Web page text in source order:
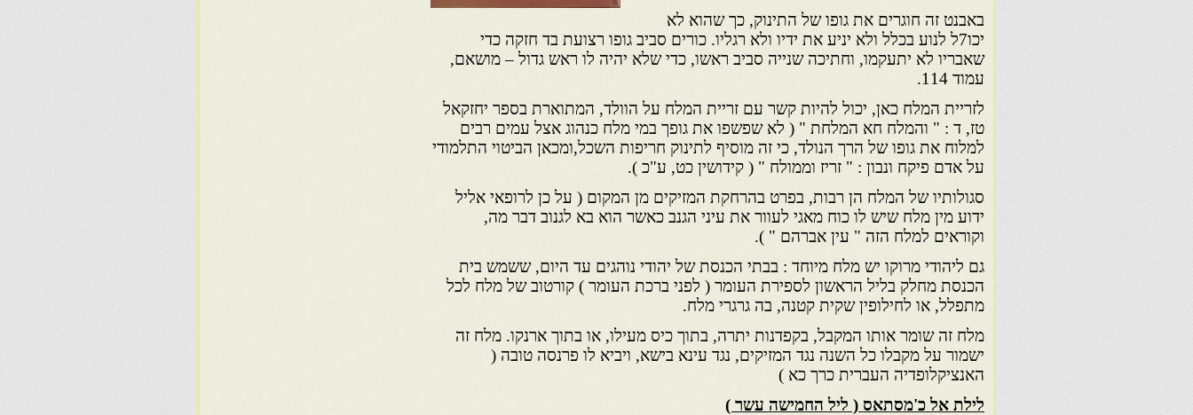
באבנט זה חוגרים את גופו של התינוק, כך שהוא לא
יכו7ל לנוע בכלל ולא יניע את ידיו ולא רגליו. כורים סביב גופו רצועת בד חזקה כדי
שאבריו לא יתעקמו, וחתיכה שנייה סביב ראשו, כדי שלא יהיה לו ראש גדול – מושאם,
עמוד 114.
לזריית המלח כאן, יכול להיות קשר עם זריית המלח על הוולד, המתוארת בספר יחזקאל
טז, ד : " והמלח חא המלחת " ( לא שפשפו את גופך במי מלח כנהוג אצל עמים רבים
למלוח את גופו של הרך הנולד, כי זה מוסיף לתינוק חריפות השכל,ומכאן הביטוי התלמודי
על אדם פיקח ונבון : " זריז וממולח " ( קידושין כט, ע"כ ).
סגולותיו של המלח הן רבות, בפרט בהרחקת המזיקים מן המקום ( על כן לרופאי אליל
ידוע מין מלח שיש לו כוח מאגי לעוור את עיני הגנב כאשר הוא בא לגנוב דבר מה,
וקוראים למלח הזה " עין אברהם " ).
גם ליהודי מרוקו יש מלח מיוחד : בבתי הכנסת של יהודי נוהגים עד היום, ששמש בית
הכנסת מחלק בליל הראשון לספירת העומר ( לפני ברכת העומר ) קורטוב של מלח לכל
מתפלל, או לחילופין שקית קטנה, בה גרגרי מלח.
מלח זה שומר אותו המקבל, בקפדנות יתרה, בתוך כיס מעילו, או בתוך ארנקו. מלח זה
ישמור על מקבלו כל השנה נגד המזיקים, נגד עינא בישא, ויביא לו פרנסה טובה (
האנציקלופדיה העברית כרך כא )
לילת אל כ'מסתאס ( ליל החמישה עשר )